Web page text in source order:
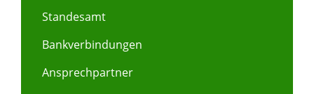
Standesamt
Bankverbindungen
Ansprechpartner